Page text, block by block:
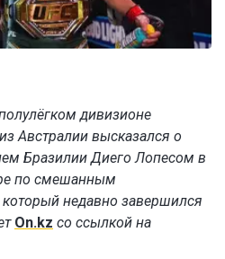
дивизионе
Австралии высказался о
Бразилии Диего Лопесом в
по смешанным
недавно завершился
On.kz со ссылкой на